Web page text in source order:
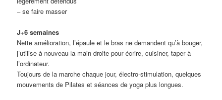
– se faire masser
J+6 semaines
Nette amélioration, l’épaule et le bras ne demandent qu’à bouger,
j’utilise à nouveau la main droite pour écrire, cuisiner, taper à
l’ordinateur.
Toujours de la marche chaque jour, électro-stimulation, quelques
mouvements de Pilates et séances de yoga plus longues.